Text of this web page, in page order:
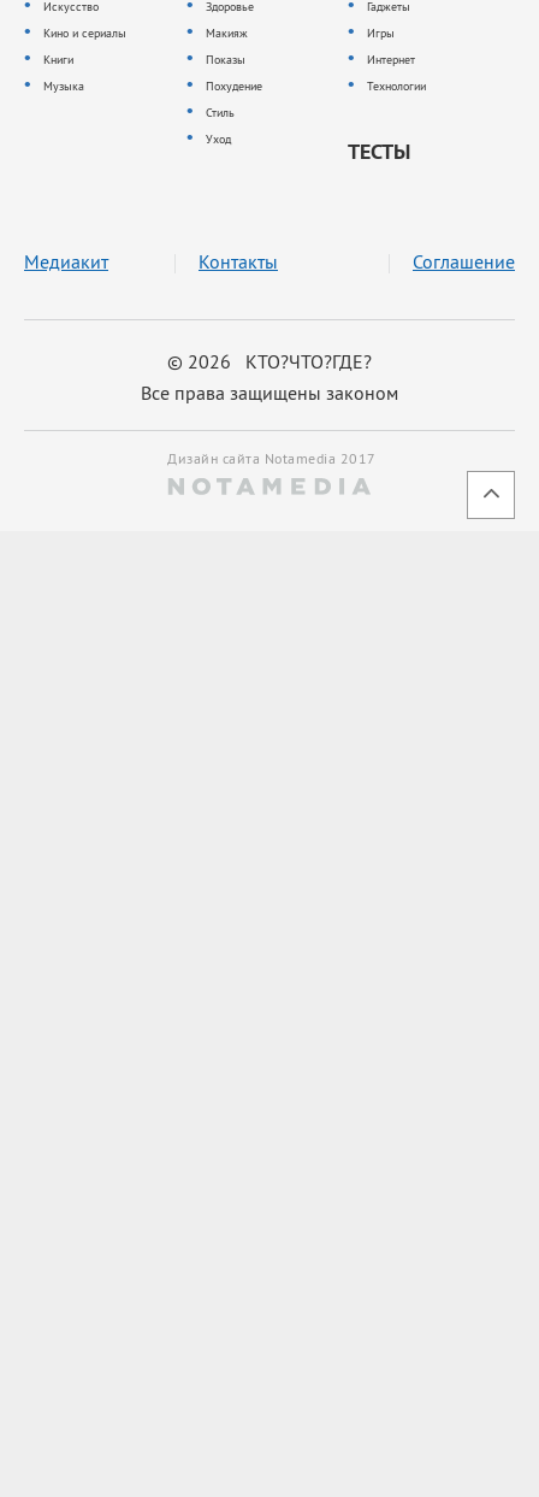
Искусство
Кино и сериалы
Книги
Музыка
Здоровье
Макияж
Показы
Похудение
Стиль
Уход
Гаджеты
Игры
Интернет
Технологии
ТЕСТЫ
© 2026 КТО?ЧТО?ГДЕ?
Все права защищены законом
Медиакит Контакты Соглашение
Дизайн сайта Notamedia 2017